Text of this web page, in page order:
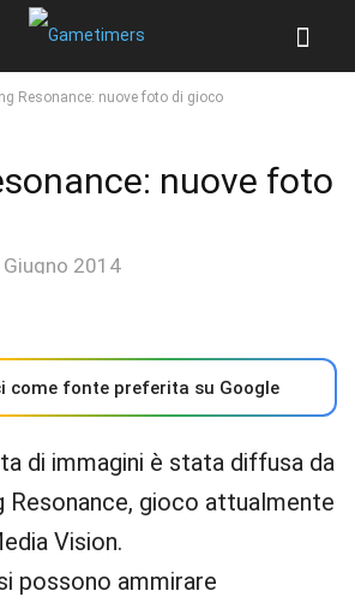
Resonance: nuove foto di gioco
nuove foto
Giugno 2014
come fonte preferita su Google
di immagini è stata diffusa da
Resonance, gioco attualmente
Vision.
possono ammirare